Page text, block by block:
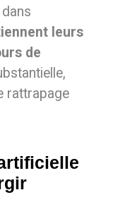
leurs
de
rattrapage